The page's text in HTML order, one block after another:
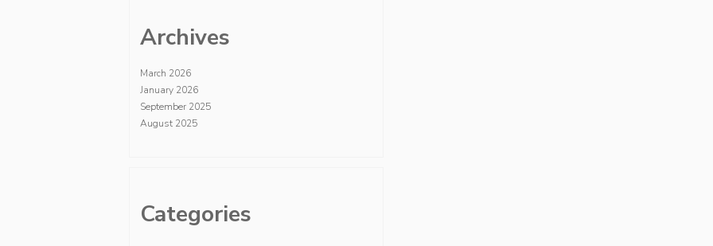
Archives
March 2026
January 2026
September 2025
August 2025
Categories